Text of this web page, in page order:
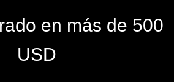
en más de 500
USD